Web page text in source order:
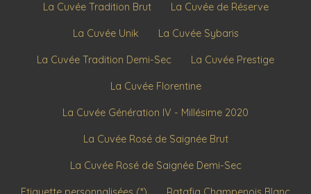
La Cuvée Tradition Brut La Cuvée de Réserve
La Cuvée Unik La Cuvée Sybaris
La Cuvée Tradition Demi-Sec La Cuvée Prestige
La Cuvée Florentine
La Cuvée Génération IV - Millésime 2020
La Cuvée Rosé de Saignée Brut
La Cuvée Rosé de Saignée Demi-Sec